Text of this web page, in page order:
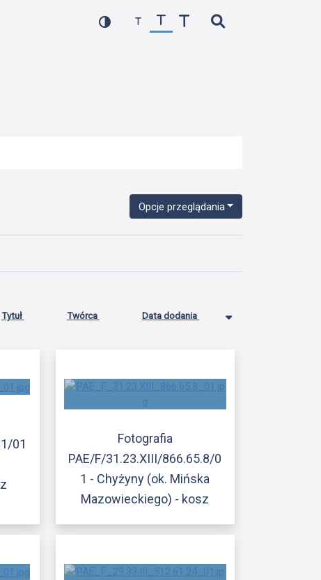
Opcje przeglądania
Tytuł Twórca Data dodania
01
Fotografia
PAE/F/31.23.XIII/866.65.8/0
1 - Chyżyny (ok. Mińska
Mazowieckiego) - kosz